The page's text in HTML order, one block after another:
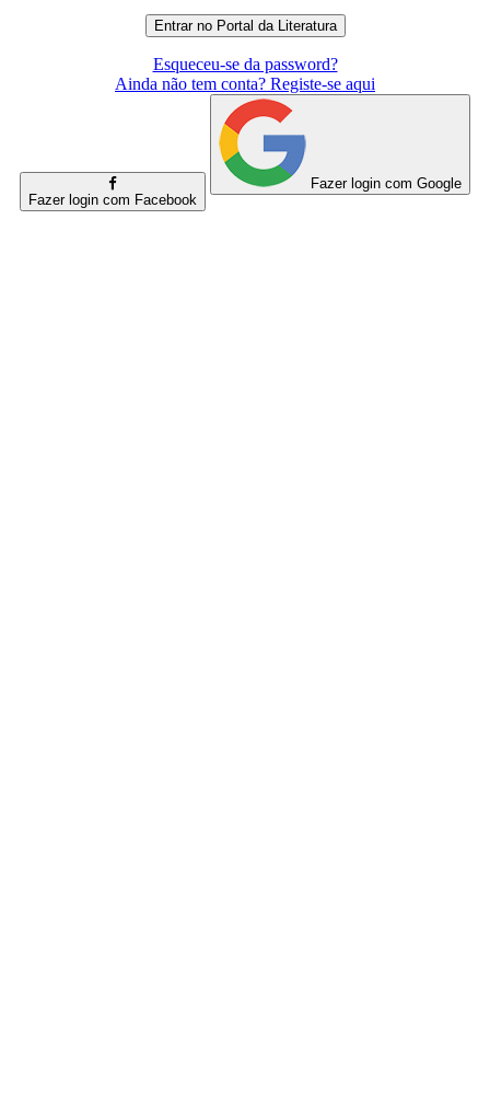
Esqueceu-se da password?
Ainda não tem conta? Registe-se aqui
Fazer login com Facebook
Fazer login com Google